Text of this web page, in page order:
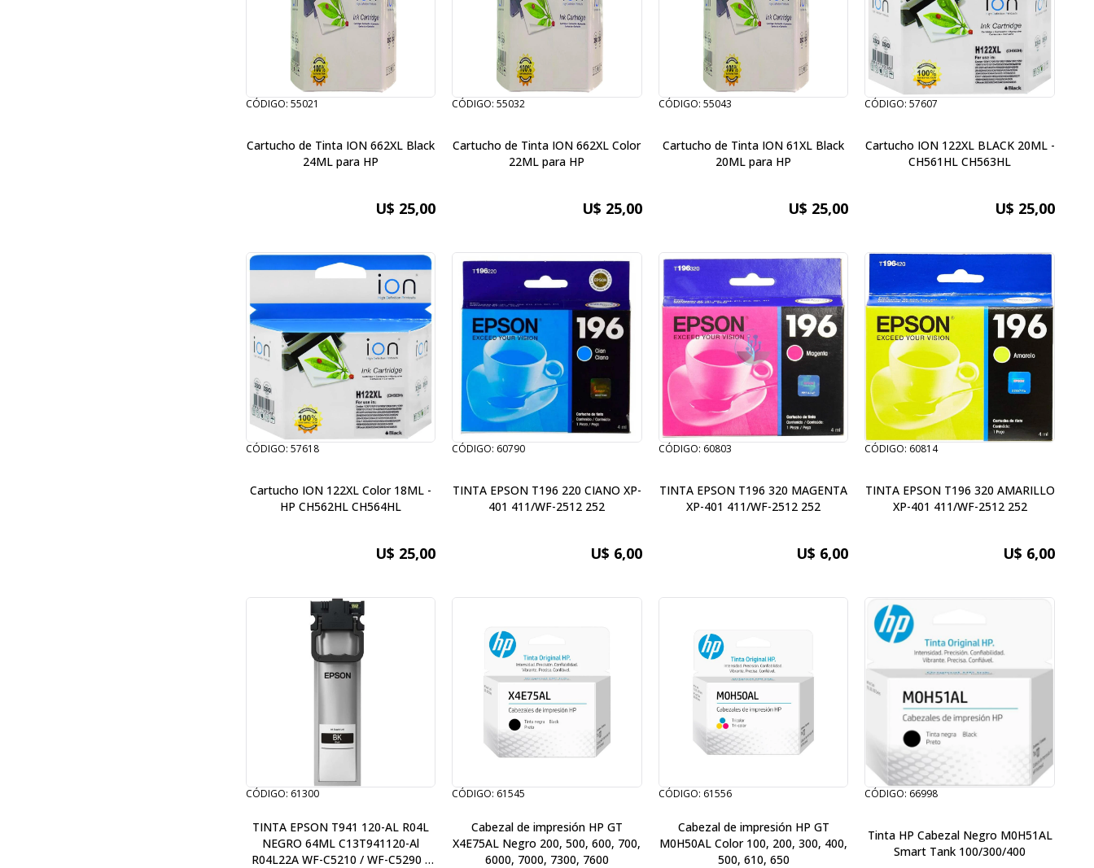
CÓDIGO: 55021
Cartucho de Tinta ION 662XL Black
24ML para HP
U$ 25,00
CÓDIGO: 55032
Cartucho de Tinta ION 662XL Color
22ML para HP
U$ 25,00
CÓDIGO: 55043
Cartucho de Tinta ION 61XL Black
20ML para HP
U$ 25,00
CÓDIGO: 57607
Cartucho ION 122XL BLACK 20ML -
CH561HL CH563HL
U$ 25,00
CÓDIGO: 57618
Cartucho ION 122XL Color 18ML -
HP CH562HL CH564HL
U$ 25,00
CÓDIGO: 60790
TINTA EPSON T196 220 CIANO XP-
401 411/WF-2512 252
U$ 6,00
CÓDIGO: 60803
TINTA EPSON T196 320 MAGENTA
XP-401 411/WF-2512 252
U$ 6,00
CÓDIGO: 60814
TINTA EPSON T196 320 AMARILLO
XP-401 411/WF-2512 252
U$ 6,00
CÓDIGO: 61300
TINTA EPSON T941 120-AL R04L
NEGRO 64ML C13T941120-Al
R04L22A WF-C5210 / WF-C5290 /
CÓDIGO: 61545
Cabezal de impresión HP GT
X4E75AL Negro 200, 500, 600, 700,
6000, 7000, 7300, 7600
CÓDIGO: 61556
Cabezal de impresión HP GT
M0H50AL Color 100, 200, 300, 400,
500, 610, 650
CÓDIGO: 66998
Tinta HP Cabezal Negro M0H51AL
Smart Tank 100/300/400